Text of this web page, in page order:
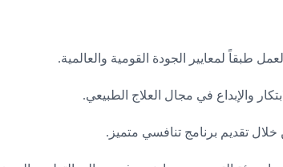
طبقاً لمعايير الجودة القومية والعالمية.
والإبداع في مجال العلاج الطبيعي.
تقديم برنامج تنافسي متميز.